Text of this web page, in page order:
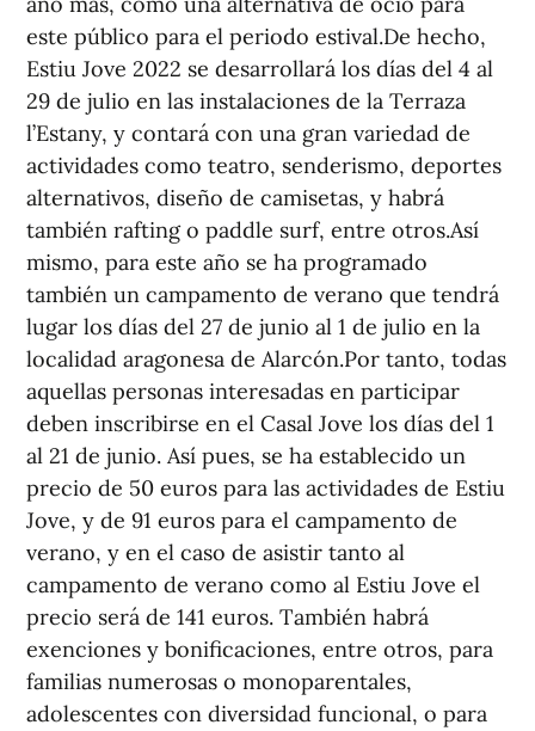
este público para el periodo estival.De hecho,
Estiu Jove 2022 se desarrollará los días del 4 al
29 de julio en las instalaciones de la Terraza
l’Estany, y contará con una gran variedad de
actividades como teatro, senderismo, deportes
alternativos, diseño de camisetas, y habrá
también rafting o paddle surf, entre otros.Así
mismo, para este año se ha programado
también un campamento de verano que tendrá
lugar los días del 27 de junio al 1 de julio en la
localidad aragonesa de Alarcón.Por tanto, todas
aquellas personas interesadas en participar
deben inscribirse en el Casal Jove los días del 1
al 21 de junio. Así pues, se ha establecido un
precio de 50 euros para las actividades de Estiu
Jove, y de 91 euros para el campamento de
verano, y en el caso de asistir tanto al
campamento de verano como al Estiu Jove el
precio será de 141 euros. También habrá
exenciones y bonificaciones, entre otros, para
familias numerosas o monoparentales,
adolescentes con diversidad funcional, o para